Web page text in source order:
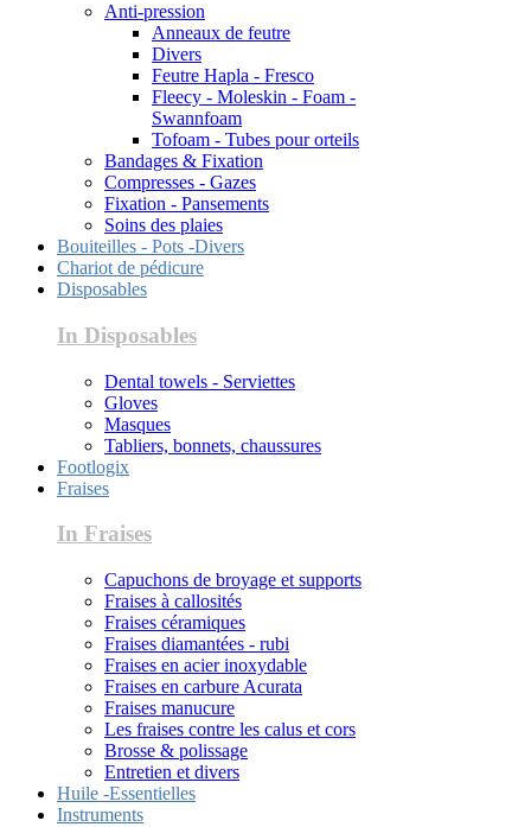
Anti-pression
Anneaux de feutre
Divers
Feutre Hapla - Fresco
Fleecy - Moleskin - Foam -
Swannfoam
Tofoam - Tubes pour orteils
Bandages & Fixation
Compresses - Gazes
Fixation - Pansements
Soins des plaies
Bouiteilles - Pots -Divers
Chariot de pédicure
Disposables
In Disposables
Dental towels - Serviettes
Gloves
Masques
Tabliers, bonnets, chaussures
Footlogix
Fraises
In Fraises
Capuchons de broyage et supports
Fraises à callosités
Fraises céramiques
Fraises diamantées - rubi
Fraises en acier inoxydable
Fraises en carbure Acurata
Fraises manucure
Les fraises contre les calus et cors
Brosse & polissage
Entretien et divers
Huile -Essentielles
Instruments